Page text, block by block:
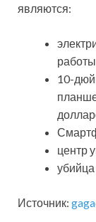
являются:
10-
центр
Источник: